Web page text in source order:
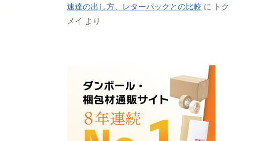
速達の出し方、レターパックとの比較 に
トク
メイ より